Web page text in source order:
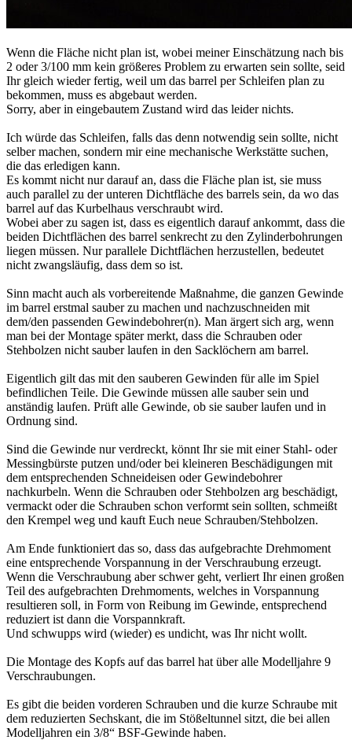
Wenn die Fläche nicht plan ist, wobei meiner Einschätzung nach bis
2 oder 3/100 mm kein größeres Problem zu erwarten sein sollte, seid
Ihr gleich wieder fertig, weil um das barrel per Schleifen plan zu
bekommen, muss es abgebaut werden.
Sorry, aber in eingebautem Zustand wird das leider nichts.
Ich würde das Schleifen, falls das denn notwendig sein sollte, nicht
selber machen, sondern mir eine mechanische Werkstätte suchen,
die das erledigen kann.
Es kommt nicht nur darauf an, dass die Fläche plan ist, sie muss
auch parallel zu der unteren Dichtfläche des barrels sein, da wo das
barrel auf das Kurbelhaus verschraubt wird.
Wobei aber zu sagen ist, dass es eigentlich darauf ankommt, dass die
beiden Dichtflächen des barrel senkrecht zu den Zylinderbohrungen
liegen müssen. Nur parallele Dichtflächen herzustellen, bedeutet
nicht zwangsläufig, dass dem so ist.
Sinn macht auch als vorbereitende Maßnahme, die ganzen Gewinde
im barrel erstmal sauber zu machen und nachzuschneiden mit
dem/den passenden Gewindebohrer(n). Man ärgert sich arg, wenn
man bei der Montage später merkt, dass die Schrauben oder
Stehbolzen nicht sauber laufen in den Sacklöchern am barrel.
Eigentlich gilt das mit den sauberen Gewinden für alle im Spiel
befindlichen Teile. Die Gewinde müssen alle sauber sein und
anständig laufen. Prüft alle Gewinde, ob sie sauber laufen und in
Ordnung sind.
Sind die Gewinde nur verdreckt, könnt Ihr sie mit einer Stahl- oder
Messingbürste putzen und/oder bei kleineren Beschädigungen mit
dem entsprechenden Schneideisen oder Gewindebohrer
nachkurbeln. Wenn die Schrauben oder Stehbolzen arg beschädigt,
vermackt oder die Schrauben schon verformt sein sollten, schmeißt
den Krempel weg und kauft Euch neue Schrauben/Stehbolzen.
Am Ende funktioniert das so, dass das aufgebrachte Drehmoment
eine entsprechende Vorspannung in der Verschraubung erzeugt.
Wenn die Verschraubung aber schwer geht, verliert Ihr einen großen
Teil des aufgebrachten Drehmoments, welches in Vorspannung
resultieren soll, in Form von Reibung im Gewinde, entsprechend
reduziert ist dann die Vorspannkraft.
Und schwupps wird (wieder) es undicht, was Ihr nicht wollt.
Die Montage des Kopfs auf das barrel hat über alle Modelljahre 9
Verschraubungen.
Es gibt die beiden vorderen Schrauben und die kurze Schraube mit
dem reduzierten Sechskant, die im Stößeltunnel sitzt, die bei allen
Modelljahren ein 3/8“ BSF-Gewinde haben.